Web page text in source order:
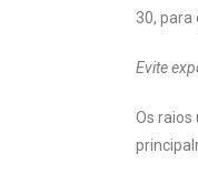
30,
Evite
Os raios